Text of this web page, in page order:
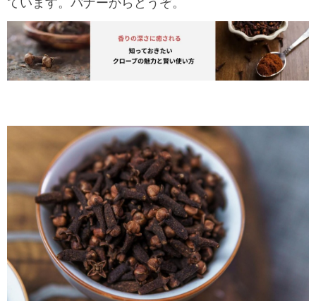
ています。バナーからどうぞ。